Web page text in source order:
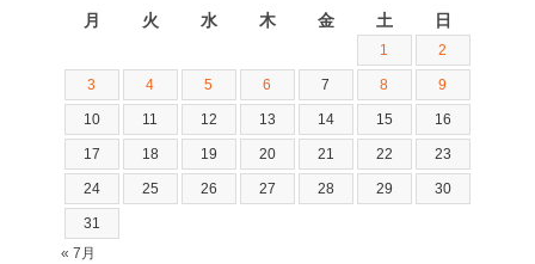
月 火 水 木 金 土 日
1 2
3 4 5 6 7 8 9
10 11 12 13 14 15 16
17 18 19 20 21 22 23
24 25 26 27 28 29 30
31
« 7月